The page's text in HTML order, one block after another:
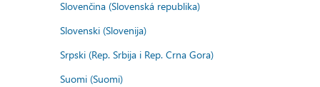
Slovenčina (Slovenská republika)
Slovenski (Slovenija)
Srpski (Rep. Srbija i Rep. Crna Gora)
Suomi (Suomi)